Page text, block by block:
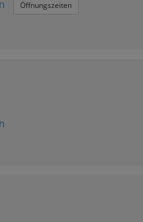
Öffnungszeiten